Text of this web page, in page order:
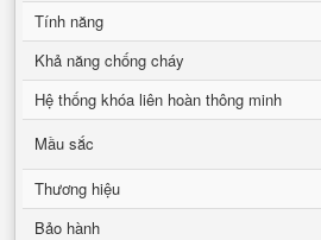
Tính năng
Khả năng chống cháy
Hệ thống khóa liên hoàn thông minh
Mầu sắc
Thương hiệu
Bảo hành